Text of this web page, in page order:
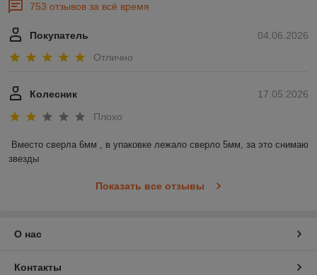
753 отзывов за всё время
04.06.2026
Покупатель
Отлично
17.05.2026
Колесник
Плохо
Вместо сверла 6мм , в упаковке лежало сверло 5мм, за это снимаю
звезды
Показать все отзывы
О нас
Контакты